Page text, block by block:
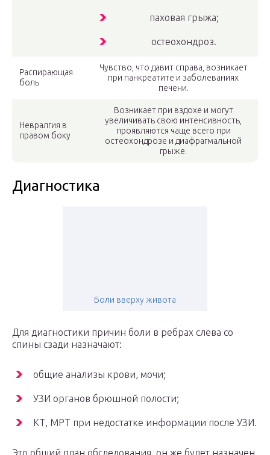
паховая грыжа;
остеохондроз.
Распирающая
боль
Чувство, что давит справа, возникает
при панкреатите и заболеваниях
печени.
Невралгия в
правом боку
Возникает при вздохе и могут
увеличивать свою интенсивность,
проявляются чаще всего при
остеохондрозе и диафрагмальной
грыже.
Диагностика
Боли вверху живота
Для диагностики причин боли в ребрах слева со
спины сзади назначают:
общие анализы крови, мочи;
УЗИ органов брюшной полости;
КТ, МРТ при недостатке информации после УЗИ.
Это общий план обследования, он же будет назначен